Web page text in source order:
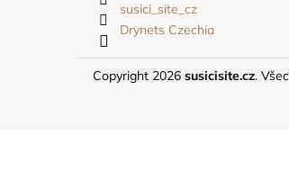
susici_site_cz
Drynets Czechia
Copyright 2026 susicisite.cz.